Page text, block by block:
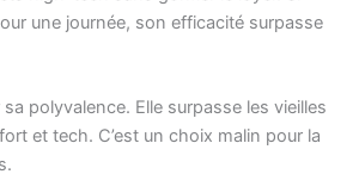
une journée, son efficacité surpasse
polyvalence. Elle surpasse les vieilles
et tech. C’est un choix malin pour la